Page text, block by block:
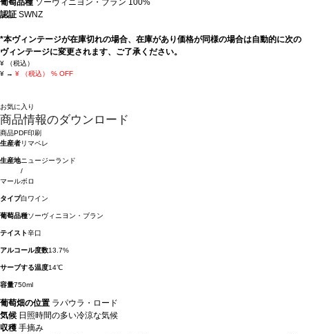
葡萄品種 ソーヴィニヨン・ブラン 100%
認証 SWNZ
*本ヴィンテージが在庫切れの場合、在庫があり価格が同様の場合は自動的に次の
ヴィンテージに変更されます、ご了承ください。
¥
（税込）
¥ → ¥ （税込） % OFF
お気に入り
商品情報のダウンロード
商品PDF印刷
生産者リマペレ
生産地ニュージーランド
/
マールボロ
タイプ白ワイン
葡萄品種ソーヴィニヨン・ブラン
テイスト辛口
アルコール度数13.7%
サーブする温度14℃
容量750ml
葡萄畑の位置 ラパウラ・ロード
気候 日照時間の多い冷涼な気候
収穫 手摘み